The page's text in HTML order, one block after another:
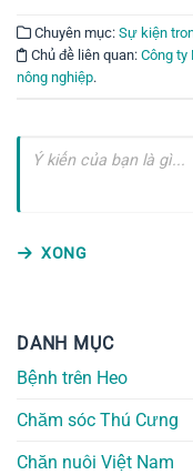
Chuyên mục: Sự kiện
Chủ đề liên quan: Công ty
nông nghiệp.
XONG
DANH MỤC
Bệnh trên Heo
Chăm sóc Thú Cưng
Chăn nuôi Việt Nam